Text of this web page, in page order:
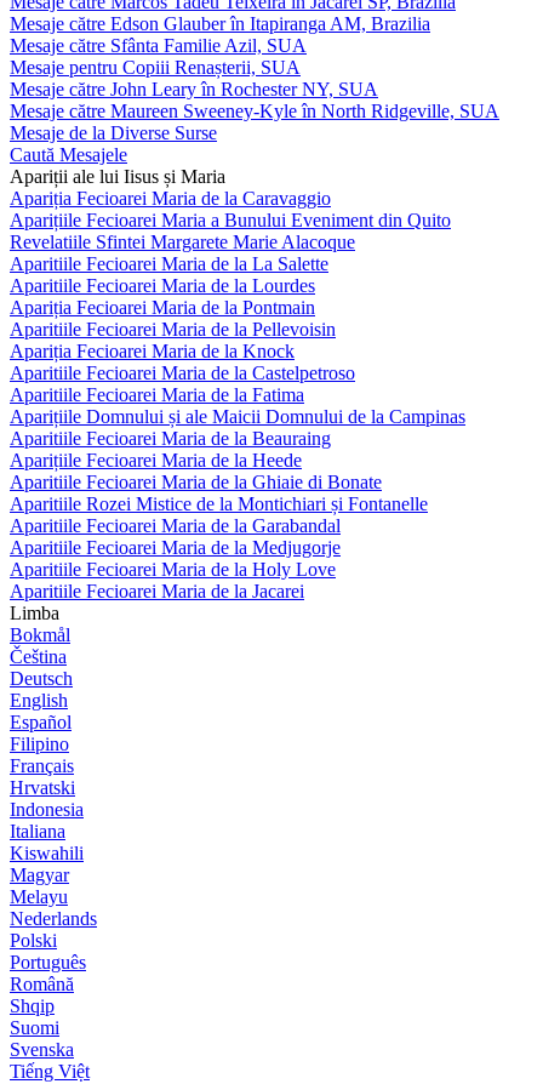
Mesaje către Edson Glauber în Itapiranga AM, Brazilia
Mesaje către Sfânta Familie Azil, SUA
Mesaje pentru Copiii Renașterii, SUA
Mesaje către John Leary în Rochester NY, SUA
Mesaje către Maureen Sweeney-Kyle în North Ridgeville, SUA
Mesaje de la Diverse Surse
Caută Mesajele
Apariții ale lui Iisus și Maria
Apariția Fecioarei Maria de la Caravaggio
Aparițiile Fecioarei Maria a Bunului Eveniment din Quito
Revelatiile Sfintei Margarete Marie Alacoque
Aparitiile Fecioarei Maria de la La Salette
Aparitiile Fecioarei Maria de la Lourdes
Apariția Fecioarei Maria de la Pontmain
Aparitiile Fecioarei Maria de la Pellevoisin
Apariția Fecioarei Maria de la Knock
Aparitiile Fecioarei Maria de la Castelpetroso
Aparitiile Fecioarei Maria de la Fatima
Aparițiile Domnului și ale Maicii Domnului de la Campinas
Aparitiile Fecioarei Maria de la Beauraing
Aparițiile Fecioarei Maria de la Heede
Aparitiile Fecioarei Maria de la Ghiaie di Bonate
Aparitiile Rozei Mistice de la Montichiari și Fontanelle
Aparitiile Fecioarei Maria de la Garabandal
Aparitiile Fecioarei Maria de la Medjugorje
Aparitiile Fecioarei Maria de la Holy Love
Aparitiile Fecioarei Maria de la Jacarei
Limba
Bokmål
Čeština
Deutsch
English
Español
Filipino
Français
Hrvatski
Indonesia
Italiana
Kiswahili
Magyar
Melayu
Nederlands
Polski
Português
Română
Shqip
Suomi
Svenska
Tiếng Việt